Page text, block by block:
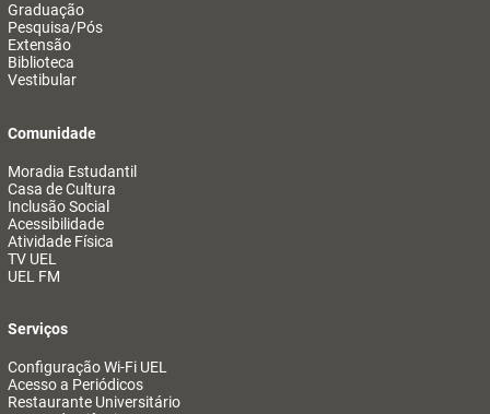
Graduação
Pesquisa/Pós
Extensão
Biblioteca
Vestibular
Comunidade
Moradia Estudantil
Casa de Cultura
Inclusão Social
Acessibilidade
Atividade Física
TV UEL
UEL FM
Serviços
Configuração Wi-Fi UEL
Acesso a Periódicos
Restaurante Universitário